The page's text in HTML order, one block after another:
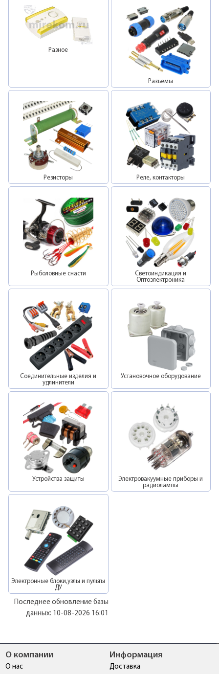
Разное
Разъемы
Резисторы Реле, контакторы
Рыболовные снасти
Светоиндикация и
Оптоэлектроника
Соединительные изделия и
удлинители
Установочное оборудование
Устройства защиты
Электровакуумные приборы и
радиолампы
Электронные блоки,узлы и пульты
ДУ
Последнее обновление базы
данных: 10-08-2026 16:01
О компании
О нас
Информация
Доставка